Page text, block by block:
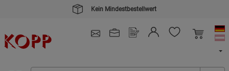
Kein Mindestbestellwert